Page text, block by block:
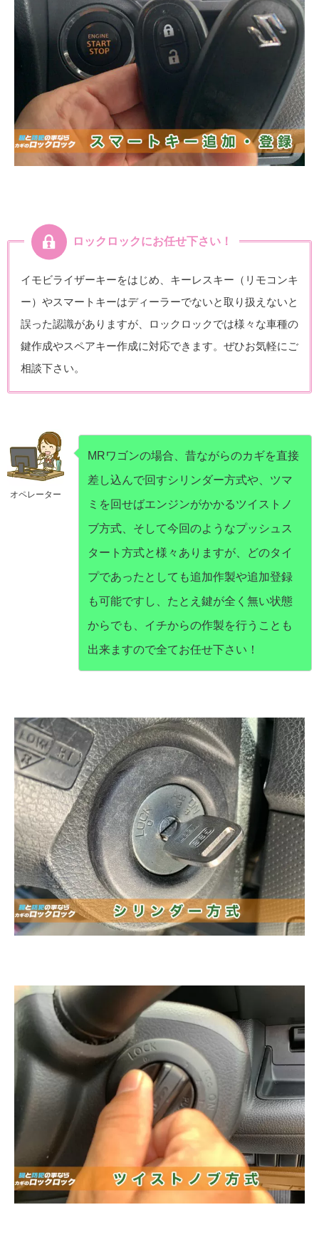
ロックロックにお任せ下さい！
イモビライザーキーをはじめ、キーレスキー（リモコンキ
ー）やスマートキーはディーラーでないと取り扱えないと
誤った認識がありますが、ロックロックでは様々な車種の
鍵作成やスペアキー作成に対応できます。ぜひお気軽にご
相談下さい。
オペレーター
MRワゴンの場合、昔ながらのカギを直接
差し込んで回すシリンダー方式や、ツマ
ミを回せばエンジンがかかるツイストノ
ブ方式、そして今回のようなプッシュス
タート方式と様々ありますが、どのタイ
プであったとしても追加作製や追加登録
も可能ですし、たとえ鍵が全く無い状態
からでも、イチからの作製を行うことも
出来ますので全てお任せ下さい！